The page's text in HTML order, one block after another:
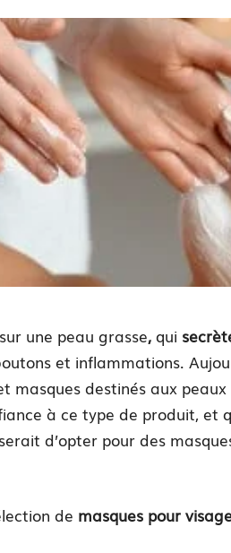
une peau grasse, qui
et inflammations.
masques destinés aux peaux
à ce type de produit, et
d’opter pour des
de masques pour